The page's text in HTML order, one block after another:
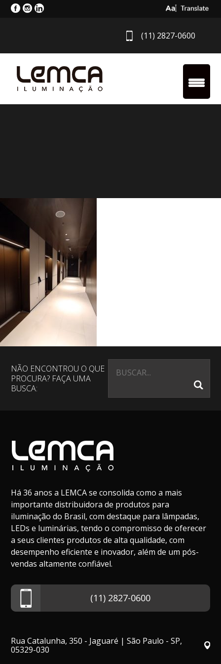
Select
(11) 2827-0600
NÃO ENCONTROU O QUE
PROCURA? FAÇA UMA
BUSCA:
Há 36 anos a LEMCA se consolida como a mais
importante distribuidora de produtos para
iluminação do Brasil, com destaque para lâmpadas,
LEDs e luminárias, tendo o compromisso de oferecer
a seus clientes produtos de alta qualidade, com
desempenho eficiente e inovador, além de um pós-
vendas altamente confiável.
(11) 2827-0600
Rua Catalunha, 350 - Jaguaré | São Paulo - SP,
05329-030